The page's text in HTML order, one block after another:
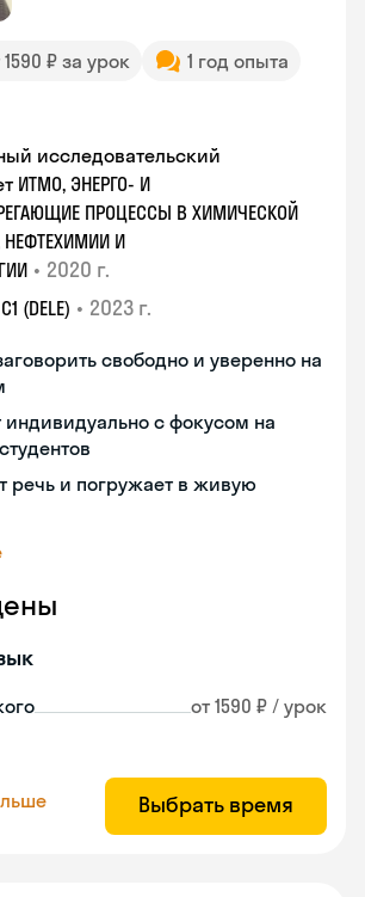
1590 ₽ за урок
1 год опыта
исследовательский
ИТМО, ЭНЕРГО- И
ПРОЦЕССЫ В ХИМИЧЕСКОЙ
НЕФТЕХИМИИ И
• 2020 г.
(DELE) • 2023 г.
свободно и уверенно на
индивидуально с фокусом на
речь и погружает в живую
от 1590 ₽ / урок
Выбрать время